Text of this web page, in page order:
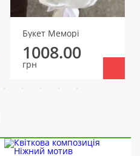
Букет Меморі
1008.00
грн